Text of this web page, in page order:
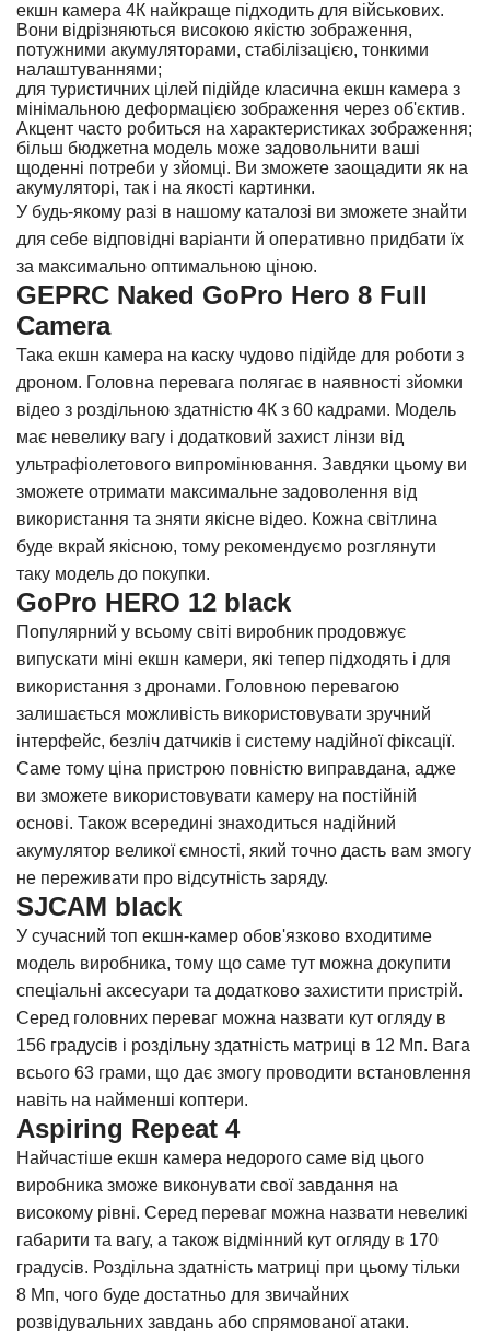
екшн камера 4К найкраще підходить для військових.
Вони відрізняються високою якістю зображення,
потужними акумуляторами, стабілізацією, тонкими
налаштуваннями;
для туристичних цілей підійде класична екшн камера з
мінімальною деформацією зображення через об'єктив.
Акцент часто робиться на характеристиках зображення;
більш бюджетна модель може задовольнити ваші
щоденні потреби у зйомці. Ви зможете заощадити як на
акумуляторі, так і на якості картинки.
У будь-якому разі в нашому каталозі ви зможете знайти
для себе відповідні варіанти й оперативно придбати їх
за максимально оптимальною ціною.
GEPRC Naked GoPro Hero 8 Full
Camera
Така екшн камера на каску чудово підійде для роботи з
дроном. Головна перевага полягає в наявності зйомки
відео з роздільною здатністю 4К з 60 кадрами. Модель
має невелику вагу і додатковий захист лінзи від
ультрафіолетового випромінювання. Завдяки цьому ви
зможете отримати максимальне задоволення від
використання та зняти якісне відео. Кожна світлина
буде вкрай якісною, тому рекомендуємо розглянути
таку модель до покупки.
GoPro HERO 12 black
Популярний у всьому світі виробник продовжує
випускати міні екшн камери, які тепер підходять і для
використання з дронами. Головною перевагою
залишається можливість використовувати зручний
інтерфейс, безліч датчиків і систему надійної фіксації.
Саме тому ціна пристрою повністю виправдана, адже
ви зможете використовувати камеру на постійній
основі. Також всередині знаходиться надійний
акумулятор великої ємності, який точно дасть вам змогу
не переживати про відсутність заряду.
SJCAM black
У сучасний топ екшн-камер обов'язково входитиме
модель виробника, тому що саме тут можна докупити
спеціальні аксесуари та додатково захистити пристрій.
Серед головних переваг можна назвати кут огляду в
156 градусів і роздільну здатність матриці в 12 Мп. Вага
всього 63 грами, що дає змогу проводити встановлення
навіть на найменші коптери.
Aspiring Repeat 4
Найчастіше екшн камера недорого саме від цього
виробника зможе виконувати свої завдання на
високому рівні. Серед переваг можна назвати невеликі
габарити та вагу, а також відмінний кут огляду в 170
градусів. Роздільна здатність матриці при цьому тільки
8 Мп, чого буде достатньо для звичайних
розвідувальних завдань або спрямованої атаки.